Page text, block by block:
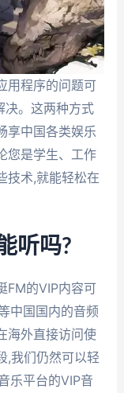
用程序的问题可
决。这两种方式
享中国各类娱乐
您是学生、工作
技术,就能轻松在
听吗?
FM的VIP内容可
中国国内的音频
海外直接访问使
,我们仍然可以轻
乐平台的VIP音